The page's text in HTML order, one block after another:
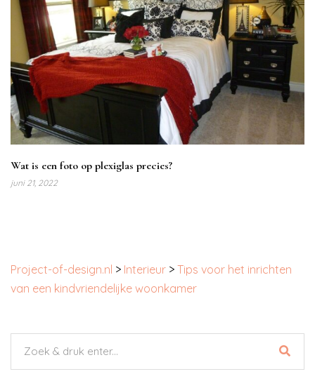
Wat is een foto op plexiglas precies?
juni 21, 2022
Project-of-design.nl > Interieur > Tips voor het inrichten
van een kindvriendelijke woonkamer